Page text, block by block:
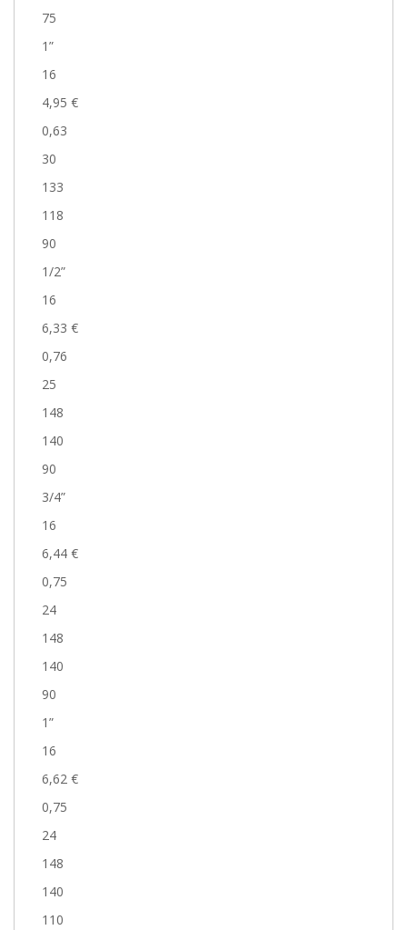
75
1”
16
4,95 €
0,63
30
133
118
90
1/2”
16
6,33 €
0,76
25
148
140
90
3/4”
16
6,44 €
0,75
24
148
140
90
1”
16
6,62 €
0,75
24
148
140
110